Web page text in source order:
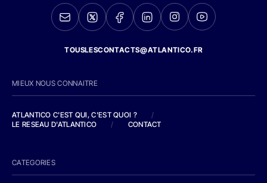
TOUSLESCONTACTS@ATLANTICO.FR
MIEUX NOUS CONNAITRE
ATLANTICO C'EST QUI, C'EST QUOI ?
/
LE RESEAU D'ATLANTICO
/ CONTACT
CATEGORIES